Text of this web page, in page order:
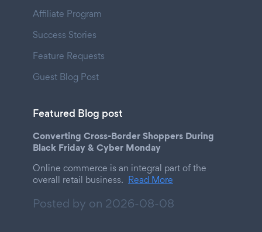
Affiliate Program
Success Stories
Feature Requests
Guest Blog Post
Featured Blog post
Converting Cross-Border Shoppers During
Black Friday & Cyber Monday
Online commerce is an integral part of the
overall retail business. Read More
Posted by on 2026-08-08